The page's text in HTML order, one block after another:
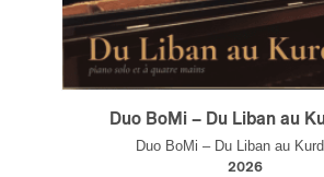
Duo BoMi – Du Liban au
Duo BoMi – Du Liban au
2026